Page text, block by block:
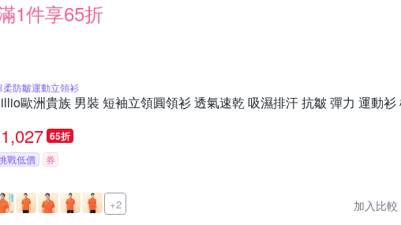
1件享65折
柔防皺運動立領衫
歐洲貴族 男裝 短袖立領圓領衫 透氣速乾 吸濕排汗 抗皺 彈力 運動衫
1,027 65折
戰低價 券
+2 加入比較